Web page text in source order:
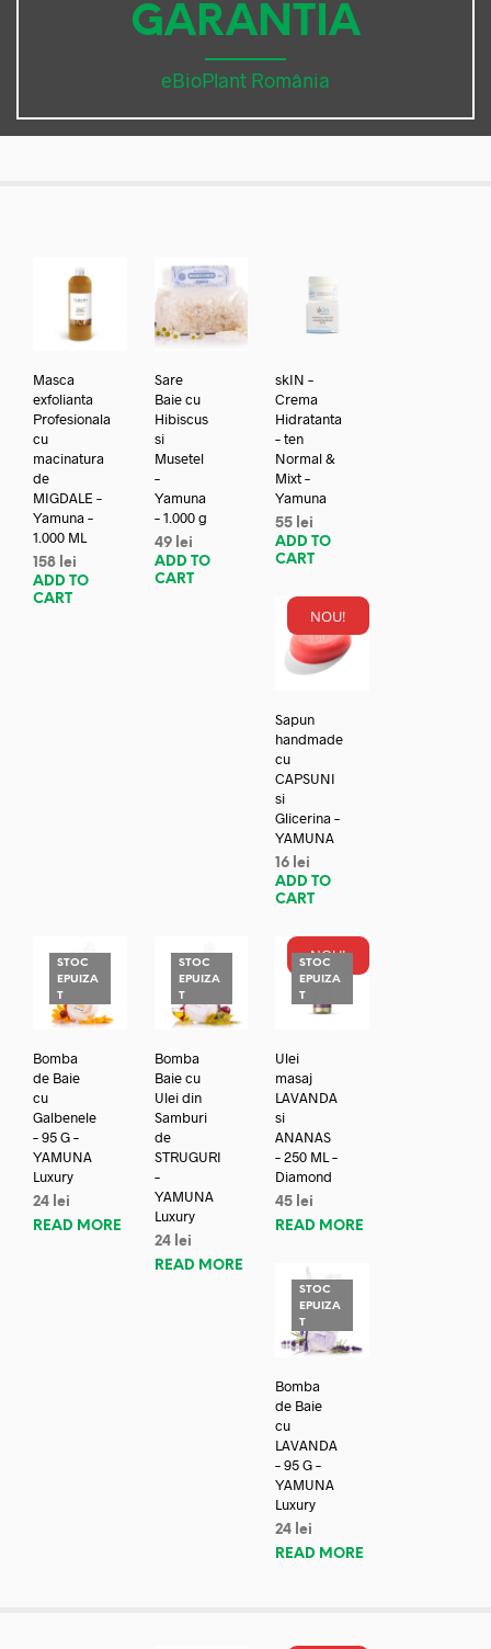
GARANTIA
eBioPlant România
Masca
exfolianta
Profesionala
cu
macinatura
de
MIGDALE –
Yamuna –
1.000 ML
158 lei
ADD TO
CART
Sare
Baie cu
Hibiscus
si
Musetel
–
Yamuna
– 1.000 g
49 lei
ADD TO
CART
skIN –
Crema
Hidratanta
– ten
Normal &
Mixt –
Yamuna
55 lei
ADD TO
CART
NOU!
Sapun
handmade
cu
CAPSUNI
si
Glicerina –
YAMUNA
16 lei
ADD TO
CART
STOC
EPUIZA
T
Bomba
de Baie
cu
Galbenele
– 95 G –
YAMUNA
Luxury
24 lei
READ MORE
STOC
EPUIZA
T
Bomba
Baie cu
Ulei din
Samburi
de
STRUGURI
–
YAMUNA
Luxury
24 lei
READ MORE
NOU!
STOC
EPUIZA
T
Ulei
masaj
LAVANDA
si
ANANAS
– 250 ML –
Diamond
45 lei
READ MORE
STOC
EPUIZA
T
Bomba
de Baie
cu
LAVANDA
– 95 G –
YAMUNA
Luxury
24 lei
READ MORE